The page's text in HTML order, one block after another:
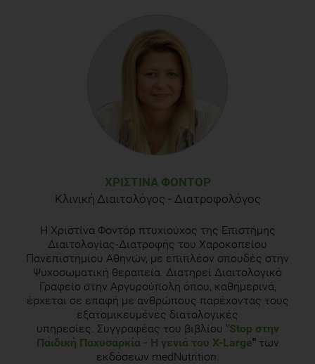
ΧΡΙΣΤΊΝΑ ΦΟΝΤΌΡ
Κλινική Διαιτολόγος - Διατροφολόγος
H Χριστίνα Φοντόρ πτυχιούχος της Επιστήμης
Διαιτολογίας-Διατροφής του Χαροκοπείου
Πανεπιστημίου Αθηνών, με επιπλέον σπουδές στην
Ψυχοσωματική θεραπεία. Διατηρεί Διαιτολογικό
Γραφείο στην Αργυρούπολη όπου, καθημερινά,
έρχεται σε επαφή με ανθρώπους παρέχοντας τους
εξατομικευμένες διατολογικές
υπηρεσίες. Συγγραφέας του βιβλίου "Stop στην
Παιδική Παχυσαρκία- Η γενιά του Χ-Large" των
εκδόσεων medNutrition.